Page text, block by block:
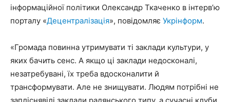
інформаційної політики Олександр Ткаченко в інтерв’ю
порталу «Децентралізація», повідомляє Укрінформ.
«Громада повинна утримувати ті заклади культури, у
яких бачить сенс. А якщо ці заклади недосконалі,
незатребувані, їх треба вдосконалити й
трансформувати. Але не знищувати. Людям потрібні не